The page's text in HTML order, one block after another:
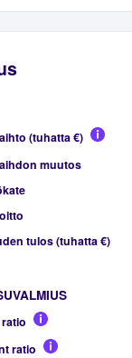
(tuhatta €)
muutos
tulos (tuhatta €)
ratio